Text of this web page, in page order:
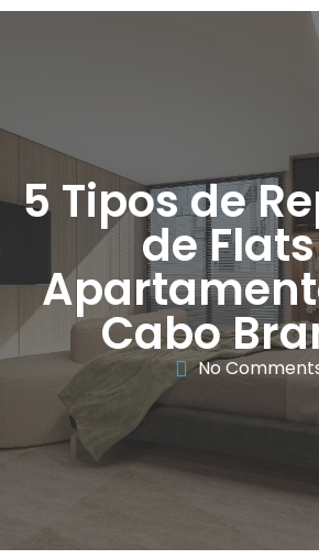
5 Tipos de
de
Cabo
No